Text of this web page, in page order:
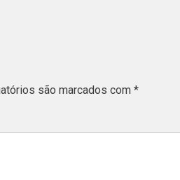
são marcados com *